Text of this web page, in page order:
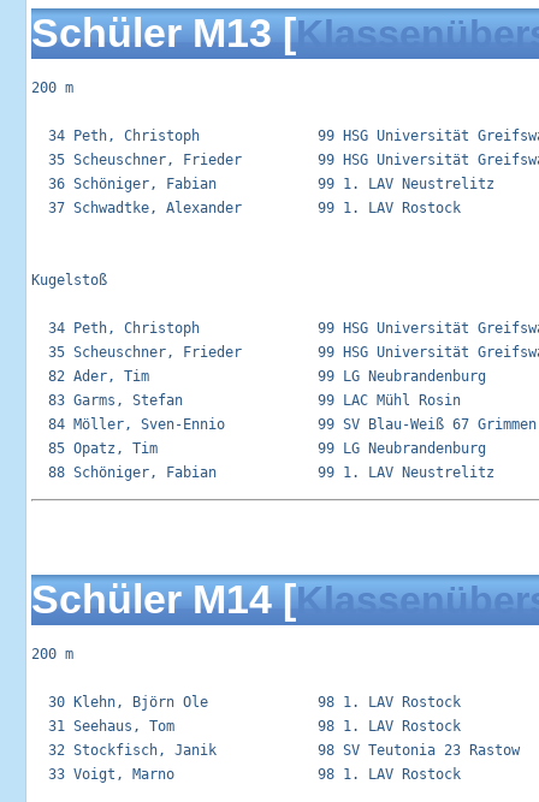
Schüler M13 [
200 m
34 Peth, Christoph              99 HSG Universität
35 Scheuschner, Frieder         99 HSG Universität
36 Schöniger, Fabian            99 1. LAV
37 Schwadtke, Alexander         99 1. LAV
Kugelstoß
34 Peth, Christoph              99 HSG Universität
35 Scheuschner, Frieder         99 HSG Universität
82 Ader, Tim                    99 LG
83 Garms, Stefan                99 LAC
84 Möller, Sven-Ennio           99 SV Blau-Weiß 67
85 Opatz, Tim                   99 LG
Schüler M14 [
200 m
30 Klehn, Björn Ole             98 1. LAV
31 Seehaus, Tom                 98 1. LAV
32 Stockfisch, Janik            98 SV Teutonia 23
33 Voigt, Marno                 98 1. LAV